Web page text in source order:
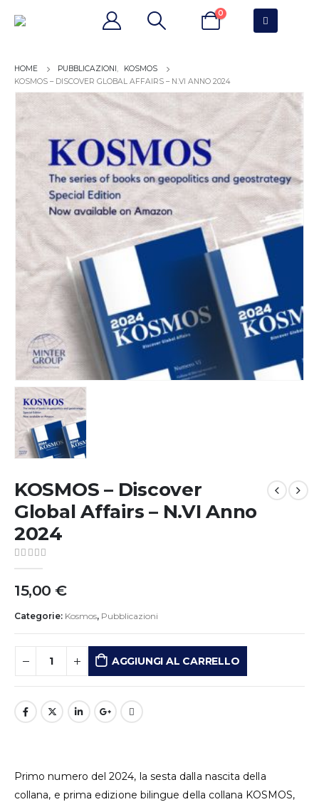
0
PUBBLICAZIONI,
KOSMOS
KOSMOS – DISCOVER GLOBAL AFFAIRS – N.VI ANNO 2024
KOSMOS – Discover
Global Affairs – N.VI Anno
2024
0out of 5
15,00€
Categorie: Kosmos, Pubblicazioni
AGGIUNGI AL CARRELLO
Primo numero del 2024, la sesta dalla nascita della
collana, e prima edizione bilingue della collana KOSMOS,